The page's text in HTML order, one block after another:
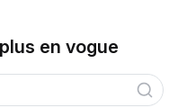
en vogue